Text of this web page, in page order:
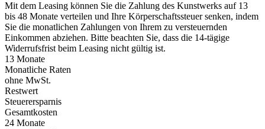
Mit dem Leasing können Sie die Zahlung des Kunstwerks auf 13
bis 48 Monate verteilen und Ihre Körperschaftssteuer senken, indem
Sie die monatlichen Zahlungen von Ihrem zu versteuernden
Einkommen abziehen. Bitte beachten Sie, dass die 14-tägige
Widerrufsfrist beim Leasing nicht gültig ist.
13 Monate
Monatliche Raten
ohne MwSt.
Restwert
Steuerersparnis
Gesamtkosten
24 Monate